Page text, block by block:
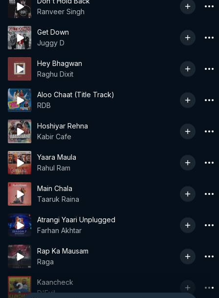
Ranveer Singh
Get Down
Juggy D
Hey Bhagwan
Raghu Dixit
Aloo Chaat (Title Track)
RDB
Hoshiyar Rehna
Kabir Cafe
Yaara Maula
Rahul Ram
Main Chala
Taaruk Raina
Atrangi Yaari Unplugged
Farhan Akhtar
Rap Ka Mausam
Raga
Kaancheck
D'Evil